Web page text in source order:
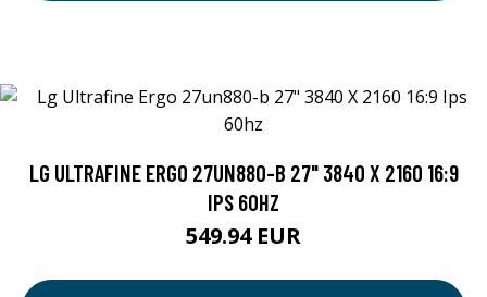
LG ULTRAFINE ERGO 27UN880-B 27" 3840 X 2160 16:9
IPS 60HZ
549.94 EUR